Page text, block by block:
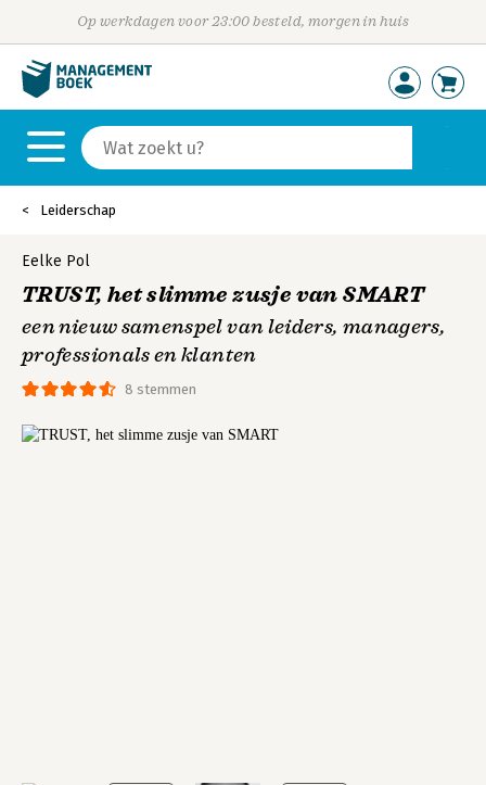
Op werkdagen voor 23:00 besteld, morgen in huis
Leiderschap
8 stemmen
Eelke Pol
TRUST, het slimme zusje van SMART
een nieuw samenspel van leiders, managers,
professionals en klanten